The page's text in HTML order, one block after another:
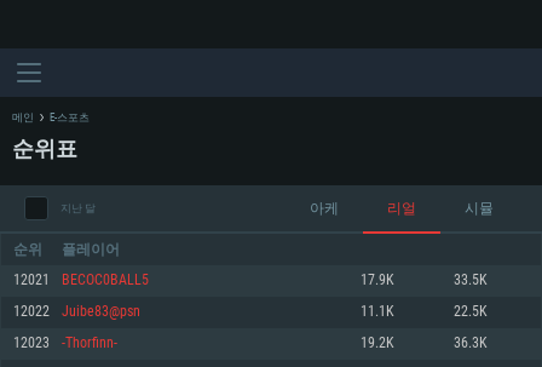
메인 E-스포츠
순위표
지난 달 아케 리얼 시뮬
순위 플레이어
12021 BECOC0BALL5 17.9K 33.5K
12022 Juibe83@psn 11.1K 22.5K
12023 -Thorfinn- 19.2K 36.3K